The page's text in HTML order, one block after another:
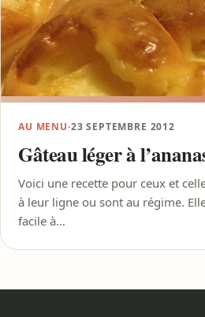
AU MENU·23 SEPTEMBRE 2012
Gâteau léger à
Voici une recette pour ceux et
à leur ligne ou sont au régime.
facile à…